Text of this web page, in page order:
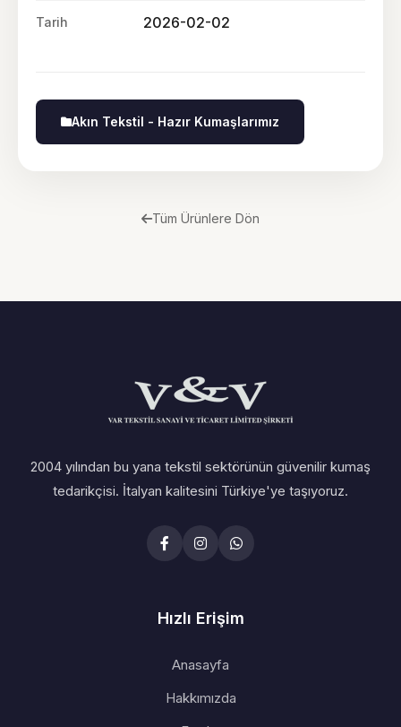
Tarih 2026-02-02
Akın Tekstil - Hazır Kumaşlarımız
Tüm Ürünlere Dön
2004 yılından bu yana tekstil sektörünün güvenilir kumaş
tedarikçisi. İtalyan kalitesini Türkiye'ye taşıyoruz.
Hızlı Erişim
Anasayfa
Hakkımızda